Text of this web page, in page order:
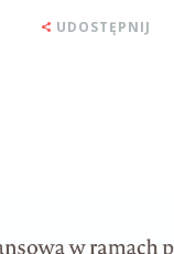
UDOSTĘPNIJ